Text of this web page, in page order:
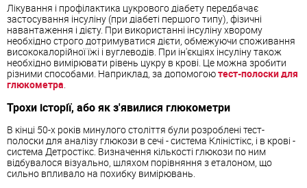
Лікування і профілактика цукрового діабету передбачає
застосування інсуліну (при діабеті першого типу), фізичні
навантаження і дієту. При використанні інсуліну хворому
необхідно строго дотримуватися дієти, обмежуючи споживання
висококалорійної їжі і вуглеводів. При ін'єкціях інсуліну також
необхідно вимірювати рівень цукру в крові. Це можна зробити
різними способами. Наприклад, за допомогоютест-полоски для
глюкометра
Трохи історії, або як з'явилися глюкометри
В кінці 50-х років минулого століття були розроблені тест-
полоски для аналізу глюкози в сечі - система Кліністікс, і в крові -
система Детростікс. Визначення кількості глюкози по ним
відбувалося візуально, шляхом порівняння з еталоном, що
сильно впливало на похибку вимірювань.